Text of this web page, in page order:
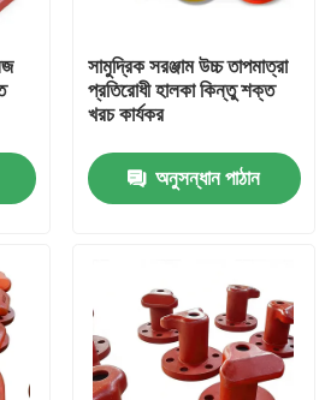
সামুদ্রিক সরঞ্জাম উচ্চ তাপমাত্রা
প্রতিরোধী হালকা কিন্তু শক্ত
খরচ কার্যকর
অনুসন্ধান পাঠান